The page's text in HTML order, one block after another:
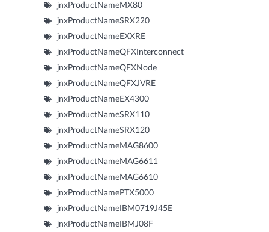
jnxProductNameMX80
jnxProductNameSRX220
jnxProductNameEXXRE
jnxProductNameQFXInterconnect
jnxProductNameQFXNode
jnxProductNameQFXJVRE
jnxProductNameEX4300
jnxProductNameSRX110
jnxProductNameSRX120
jnxProductNameMAG8600
jnxProductNameMAG6611
jnxProductNameMAG6610
jnxProductNamePTX5000
jnxProductNameIBM0719J45E
jnxProductNameIBMJ08F